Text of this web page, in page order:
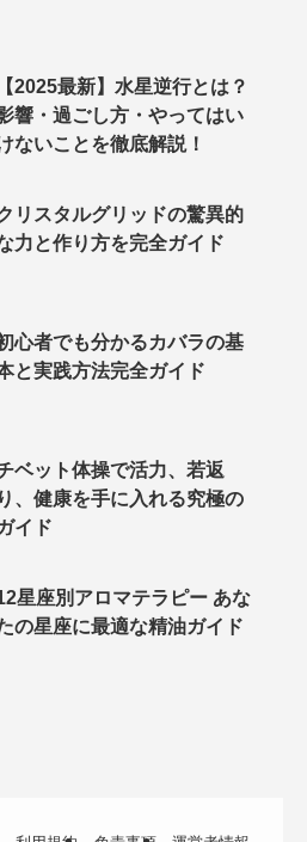
【2025最新】水星逆行とは？
響・過ごし方・やってはい
ないことを徹底解説！
リスタルグリッドの驚異的
力と作り方を完全ガイド
心者でも分かるカバラの基
と実践方法完全ガイド
ベット体操で活力、若返
り、健康を手に入れる究極の
イド
星座別アロマテラピー あな
の星座に最適な精油ガイド